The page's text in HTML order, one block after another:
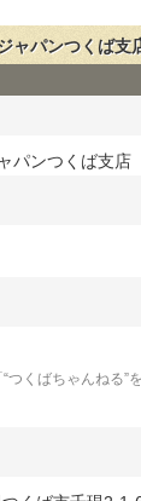
ャパンつくば支
パンつくば支店
つくばちゃんねる”